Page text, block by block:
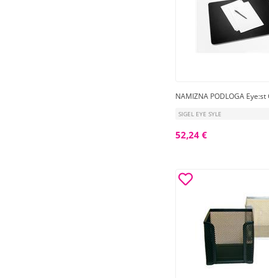
NAMIZNA PODLOGA Eye:st
SIGEL EYE SYLE
52,24 €